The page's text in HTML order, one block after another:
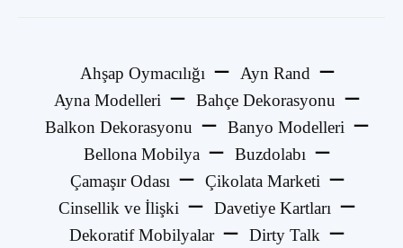
Ahşap Oymacılığı
Ayn Rand
Ayna Modelleri
Bahçe Dekorasyonu
Balkon Dekorasyonu
Banyo Modelleri
Bellona Mobilya
Buzdolabı
Çamaşır Odası
Çikolata Marketi
Cinsellik ve İlişki
Davetiye Kartları
Dekoratif Mobilyalar
Dirty Talk